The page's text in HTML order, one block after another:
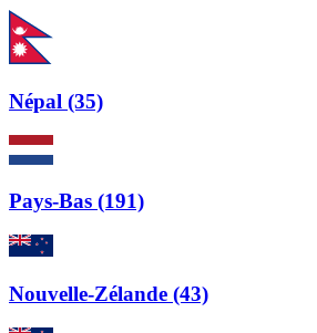
Népal (35)
Pays-Bas (191)
Nouvelle-Zélande (43)